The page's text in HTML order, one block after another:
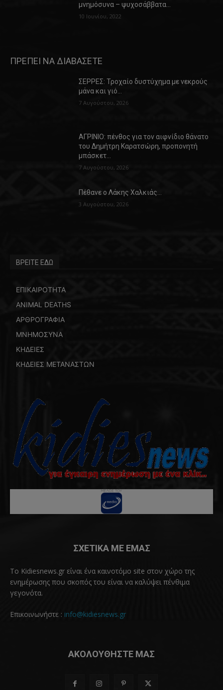
μνημόσυνα – ψυχοσάββατα…
10 Ιουνίου, 2022
ΠΡΕΠΕΙ ΝΑ ΔΙΑΒΑΣΕΤΕ
ΣΕΡΡΕΣ: Τροχαίο δυστύχημα με νεκρούς
μάνα και γιό…
7 Αυγούστου, 2026
ΑΓΡΙΝΙΟ: πένθος για τον αιφνίδιο θάνατο
του Δημήτρη Καρατσώρη, προπονητή
μπάσκετ…
7 Αυγούστου, 2026
Πέθανε ο Λάκης Χαλκιάς…
3 Αυγούστου, 2026
ΒΡΕΙΤΕ ΕΔΩ
ΕΠΙΚΑΙΡΟΤΗΤΑ
ANIMAL DEATHS
ΑΡΘΡΟΓΡΑΦΙΑ
ΜΝΗΜΟΣΥΝΑ
ΚΗΔΕΙΕΣ
ΚΗΔΕΙΕΣ ΜΕΤΑΝΑΣΤΩΝ
ΣΧΕΤΙΚΑ ΜΕ ΕΜΑΣ
Το Kidiesnews.gr είναι ένα καινοτόμο site στον χώρο της
ενημέρωσης που σκοπός του είναι να καλύψει πένθιμα
γεγονότα.
Επικοινωνήστε : info@kidiesnews.gr
ΑΚΟΛΟΥΘΗΣΤΕ ΜΑΣ